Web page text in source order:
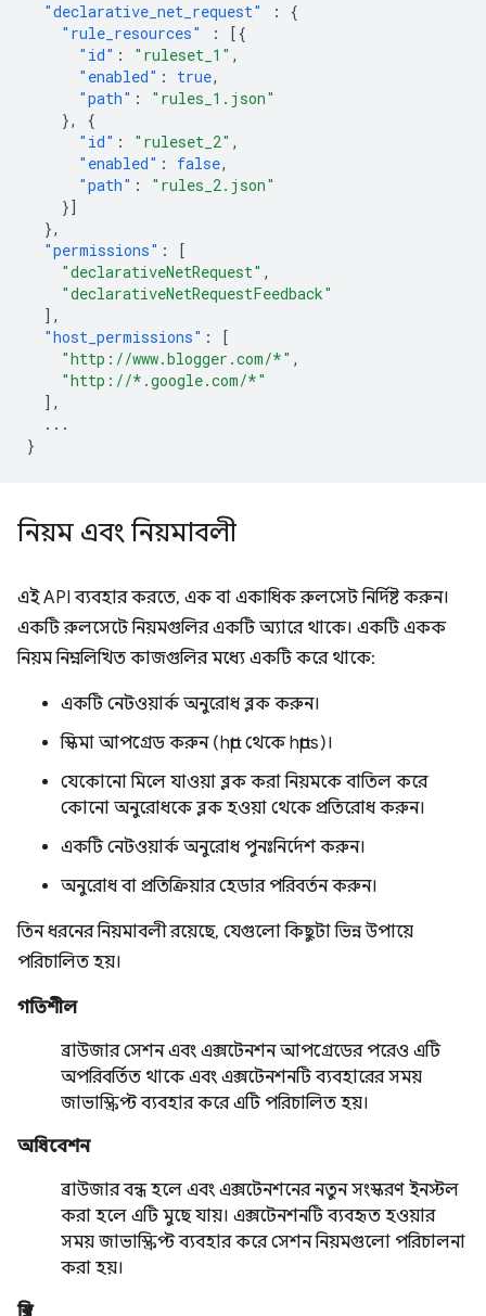
"declarative_net_request" :
{
"rule_resources"
:
[{
"id" : "ruleset_1" ,
"enabled" : true,
"path" :
"rules_1.json"
},
{
"id" : "ruleset_2" ,
"enabled" : false,
"path" :
"rules_2.json"
}]
},
"permissions" :
[
"declarativeNetRequest" ,
"declarativeNetRequestFeedback"
],
"host_permissions" :
[
"http://www.blogger.com/*" ,
"http://*.google.com/*"
],
...
}
নিয়ম এবং নিয়মাবলী
এই API ব্যবহার করতে, এক বা একাধিক রুলসেট নির্দিষ্ট করুন।
একটি রুলসেটে নিয়মগুলির একটি অ্যারে থাকে। একটি একক
নিয়ম নিম্নলিখিত কাজগুলির মধ্যে একটি করে থাকে:
একটি নেটওয়ার্ক অনুরোধ ব্লক করুন।
স্কিমা আপগ্রেড করুন (http থেকে https)।
যেকোনো মিলে যাওয়া ব্লক করা নিয়মকে বাতিল করে
কোনো অনুরোধকে ব্লক হওয়া থেকে প্রতিরোধ করুন।
একটি নেটওয়ার্ক অনুরোধ পুনঃনির্দেশ করুন।
অনুরোধ বা প্রতিক্রিয়ার হেডার পরিবর্তন করুন।
তিন ধরনের নিয়মাবলী রয়েছে, যেগুলো কিছুটা ভিন্ন উপায়ে
পরিচালিত হয়।
গতিশীল
ব্রাউজার সেশন এবং এক্সটেনশন আপগ্রেডের পরেও এটি
অপরিবর্তিত থাকে এবং এক্সটেনশনটি ব্যবহারের সময়
জাভাস্ক্রিপ্ট ব্যবহার করে এটি পরিচালিত হয়।
অধিবেশন
ব্রাউজার বন্ধ হলে এবং এক্সটেনশনের নতুন সংস্করণ ইনস্টল
করা হলে এটি মুছে যায়। এক্সটেনশনটি ব্যবহৃত হওয়ার
সময় জাভাস্ক্রিপ্ট ব্যবহার করে সেশন নিয়মগুলো পরিচালনা
করা হয়।
স্থির